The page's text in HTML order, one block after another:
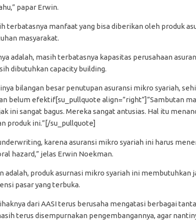
papar Erwin.
terbatasnya manfaat yang bisa diberikan oleh produk
masyarakat.
adalah, masih terbatasnya kapasitas perusahaan
dibutuhkan capacity building.
bilangan besar penutupan asuransi mikro syariah,
belum efektif[su_pullquote align=”right”]”Sambutan
ini sangat bagus. Mereka sangat antusias. Hal itu
produk ini.”[/su_pullquote]
karena asuransi mikro syariah ini harus
hazard,” jelas Erwin Noekman.
adalah, produk asurnasi mikro syariah ini membutuhkan
pasar yang terbuka.
dari AASI terus berusaha mengatasi berbagai
terus disempurnakan pengembangannya, agar